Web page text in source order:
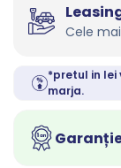
Cele
*pretul in lei
marja.